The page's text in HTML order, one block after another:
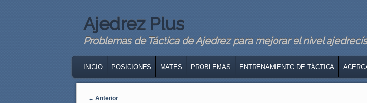
Ajedrez Plus
Problemas de Táctica de Ajedrez para mejorar el nivel
SKIP TO PRIMARY CONTENT
SKIP TO SECONDARY CONTENT
INICIO POSICIONES MATES PROBLEMAS ENTRENAMIENTO DE TÁCTICA
Navegaci�n de entradas
← Anterior